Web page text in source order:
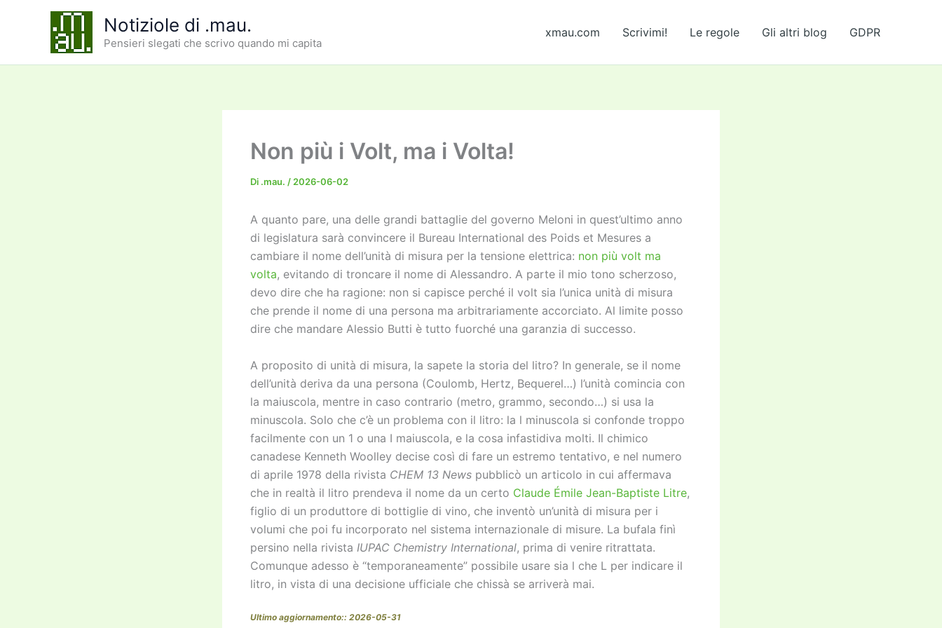
Notiziole di .mau.
Pensieri slegati che scrivo quando mi capita
xmau.com Scrivimi! Le regole Gli altri blog GDPR
Non più i Volt, ma i Volta!
Di .mau. / 2026-06-02
A quanto pare, una delle grandi battaglie del governo Meloni in quest’ultimo anno
di legislatura sarà convincere il Bureau International des Poids et Mesures a
cambiare il nome dell’unità di misura per la tensione elettrica: non più volt ma
volta, evitando di troncare il nome di Alessandro. A parte il mio tono scherzoso,
devo dire che ha ragione: non si capisce perché il volt sia l’unica unità di misura
che prende il nome di una persona ma arbitrariamente accorciato. Al limite posso
dire che mandare Alessio Butti è tutto fuorché una garanzia di successo.
A proposito di unità di misura, la sapete la storia del litro? In generale, se il nome
dell’unità deriva da una persona (Coulomb, Hertz, Bequerel…) l’unità comincia con
la maiuscola, mentre in caso contrario (metro, grammo, secondo…) si usa la
minuscola. Solo che c’è un problema con il litro: la l minuscola si confonde troppo
facilmente con un 1 o una I maiuscola, e la cosa infastidiva molti. Il chimico
canadese Kenneth Woolley decise così di fare un estremo tentativo, e nel numero
di aprile 1978 della rivista CHEM 13 News pubblicò un articolo in cui affermava
che in realtà il litro prendeva il nome da un certo Claude Émile Jean-Baptiste Litre,
figlio di un produttore di bottiglie di vino, che inventò un’unità di misura per i
volumi che poi fu incorporato nel sistema internazionale di misure. La bufala finì
persino nella rivista IUPAC Chemistry International, prima di venire ritrattata.
Comunque adesso è “temporaneamente” possibile usare sia l che L per indicare il
litro, in vista di una decisione ufficiale che chissà se arriverà mai.
Ultimo aggiornamento:: 2026-05-31